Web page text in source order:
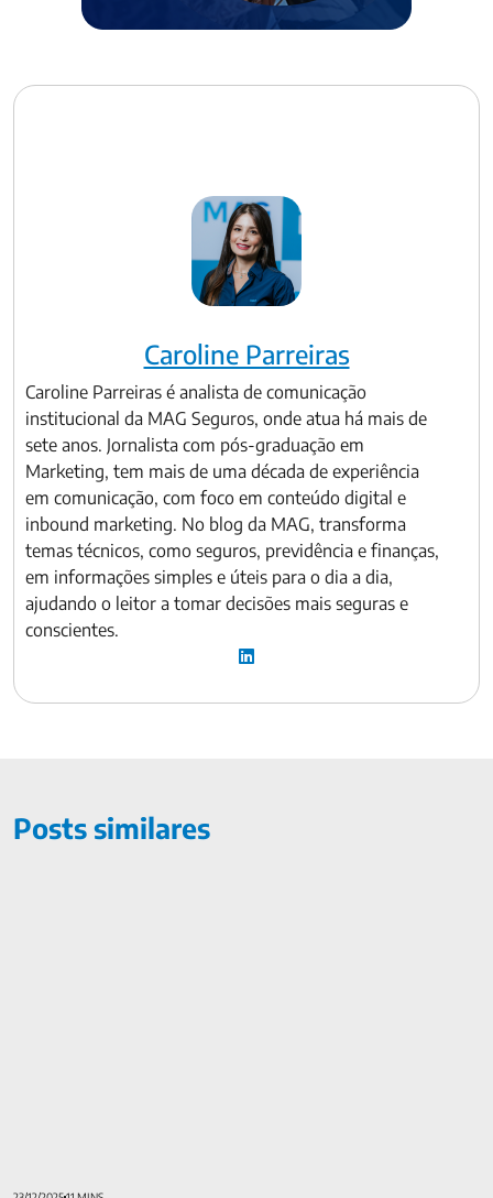
Caroline Parreiras
Caroline Parreiras é analista de comunicação
institucional da MAG Seguros, onde atua há mais de
sete anos. Jornalista com pós-graduação em
Marketing, tem mais de uma década de experiência
em comunicação, com foco em conteúdo digital e
inbound marketing. No blog da MAG, transforma
temas técnicos, como seguros, previdência e finanças,
em informações simples e úteis para o dia a dia,
ajudando o leitor a tomar decisões mais seguras e
conscientes.
Posts similares